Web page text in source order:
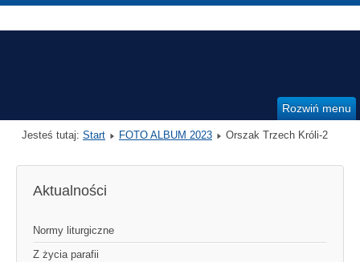
Rozwiń menu
Jesteś tutaj: Start FOTO ALBUM 2023 Orszak Trzech Króli-2
Aktualności
Normy liturgiczne
Z życia parafii